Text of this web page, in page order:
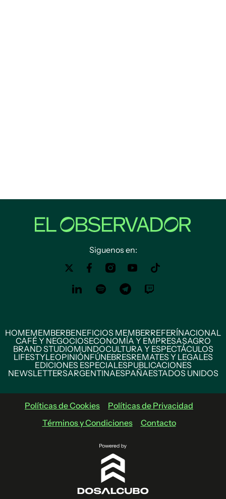
Siguenos en:
HOMEMEMBERBENEFICIOS MEMBERREFERÍNACIONAL
CAFÉ Y NEGOCIOSECONOMÍA Y EMPRESASAGRO
BRAND STUDIOMUNDOCULTURA Y ESPECTÁCULOS
LIFESTYLEOPINIÓNFÚNEBRESREMATES Y LEGALES
EDICIONES ESPECIALESPUBLICACIONES
NEWSLETTERSARGENTINAESPAÑAESTADOS UNIDOS
Políticas de Cookies
Políticas de Privacidad
Términos y Condiciones
Contacto